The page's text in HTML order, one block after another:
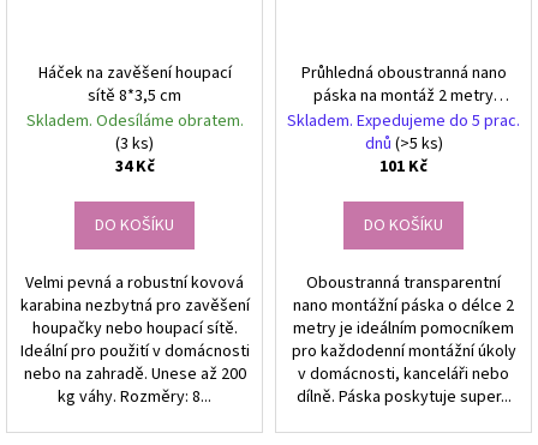
Háček na zavěšení houpací
sítě 8*3,5 cm
Skladem. Odesíláme obratem.
(3 ks)
34 Kč
DO KOŠÍKU
Velmi pevná a robustní kovová
karabina nezbytná pro zavěšení
houpačky nebo houpací sítě.
Ideální pro použití v domácnosti
nebo na zahradě. Unese až 200
kg váhy. Rozměry: 8...
Průhledná oboustranná nano
páska na montáž 2 metry
voděodolná
Skladem. Expedujeme do 5 prac.
dnů (>5 ks)
101 Kč
DO KOŠÍKU
Oboustranná transparentní
nano montážní páska o délce 2
metry je ideálním pomocníkem
pro každodenní montážní úkoly
v domácnosti, kanceláři nebo
dílně. Páska poskytuje super...